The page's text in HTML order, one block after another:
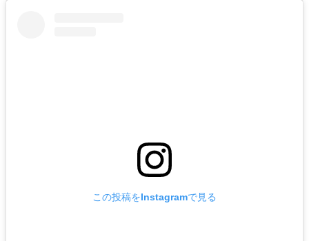
この投稿をInstagramで見る